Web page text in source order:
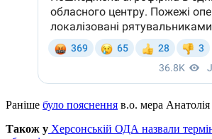
Раніше було пояснення в.о. мера
Також у Херсонській ОДА назвали